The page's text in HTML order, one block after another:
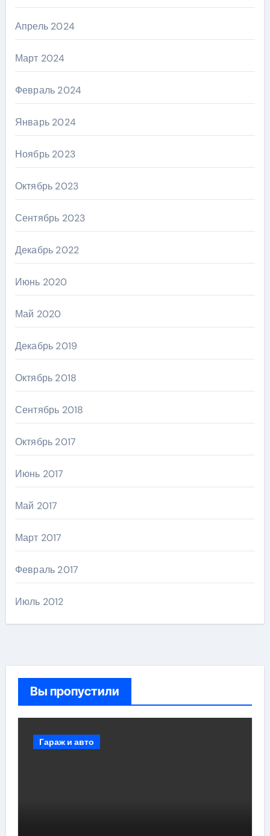
Апрель 2024
Март 2024
Февраль 2024
Январь 2024
Ноябрь 2023
Октябрь 2023
Сентябрь 2023
Декабрь 2022
Июнь 2020
Май 2020
Декабрь 2019
Октябрь 2018
Сентябрь 2018
Октябрь 2017
Июнь 2017
Май 2017
Март 2017
Февраль 2017
Июль 2012
Вы пропустили
Гараж и авто